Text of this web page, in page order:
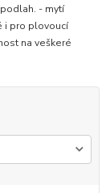
- mytí
i pro plovoucí
na veškeré